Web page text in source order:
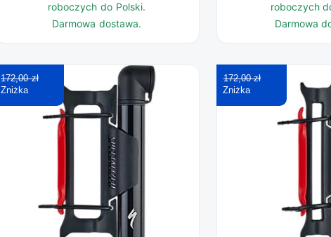
roboczych do Polski.
Darmowa dostawa.
roboczych
Darmowa
172,00 zł 172,00 zł